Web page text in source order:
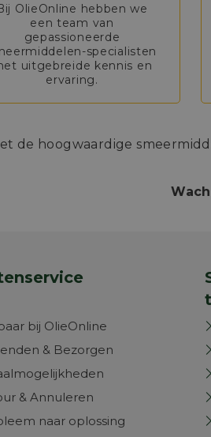
OlieOnline hebben we
een team van
gepassioneerde
specialisten
uitgebreide kennis en
ervaring.
de hoogwaardige
bij OlieOnline
& Bezorgen
& Annuleren
naar oplossing